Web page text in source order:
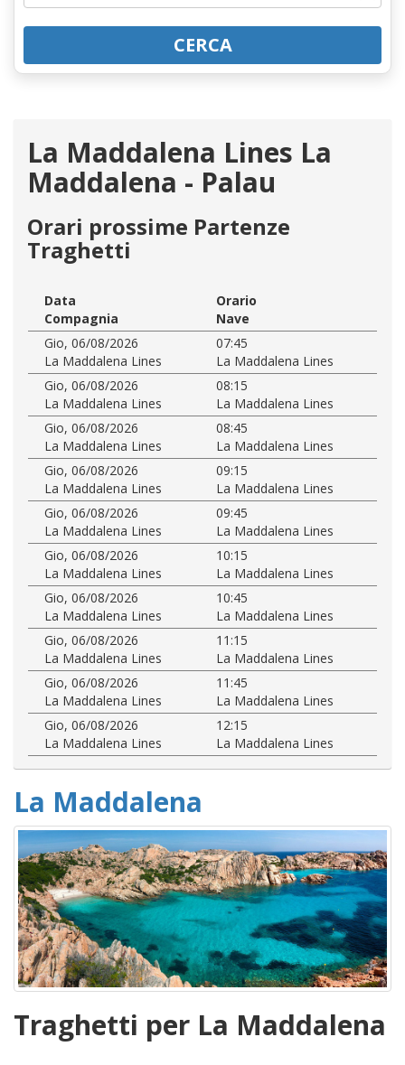
CERCA
La Maddalena Lines La
Maddalena - Palau
Orari prossime Partenze
Traghetti
Data
Orario
Compagnia
Nave
Gio, 06/08/2026
07:45
La Maddalena Lines
La Maddalena Lines
Gio, 06/08/2026
08:15
La Maddalena Lines
La Maddalena Lines
Gio, 06/08/2026
08:45
La Maddalena Lines
La Maddalena Lines
Gio, 06/08/2026
09:15
La Maddalena Lines
La Maddalena Lines
Gio, 06/08/2026
09:45
La Maddalena Lines
La Maddalena Lines
Gio, 06/08/2026
10:15
La Maddalena Lines
La Maddalena Lines
Gio, 06/08/2026
10:45
La Maddalena Lines
La Maddalena Lines
Gio, 06/08/2026
11:15
La Maddalena Lines
La Maddalena Lines
Gio, 06/08/2026
11:45
La Maddalena Lines
La Maddalena Lines
Gio, 06/08/2026
12:15
La Maddalena Lines
La Maddalena Lines
La Maddalena
Traghetti per La Maddalena